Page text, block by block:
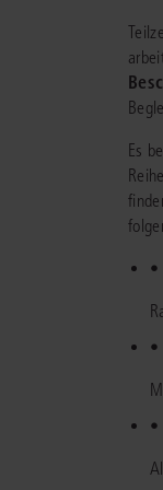
Es
•
•
•